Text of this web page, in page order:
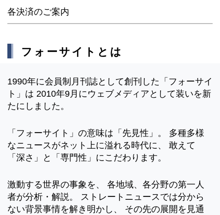
各決済のご案内
フォーサイトとは
1990年に会員制月刊誌として創刊した「フォーサイ
ト」は 2010年9月にウェブメディアとして装いを新
たにしました。
「フォーサイト」の意味は「先見性」。 多種多様
なニュースがネット上に溢れる時代に、 敢えて
「深さ」と「専門性」にこだわります。
激動する世界の事象を、 各地域、各分野の第一人
者が分析・解説。 ストレートニュースでは分から
ない背景事情を解き明かし、 その先の展開を見通